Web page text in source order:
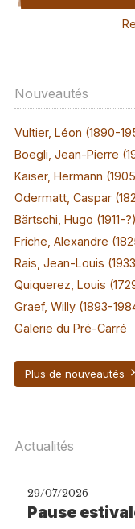
Nouveautés
Vultier, Léon (1890-
Boegli, Jean-Pierre
Kaiser, Hermann
Odermatt, Caspar
Bärtschi, Hugo (1911-?)
Friche, Alexandre
Rais, Jean-Louis
Quiquerez, Louis
Graef, Willy (1893-
Galerie du Pré-Carré
Plus de nouveautés
Actualités
29/07/2026
Pause